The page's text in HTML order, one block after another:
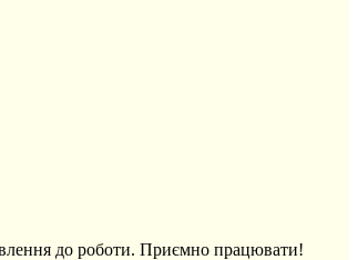
до роботи. Приємно працювати!